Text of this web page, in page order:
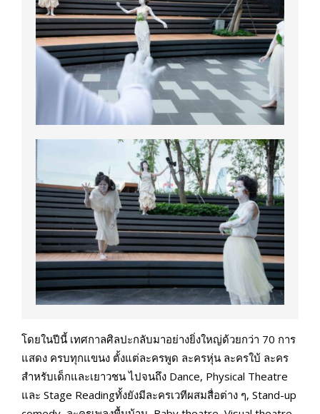
โดยในปีนี้ เทศกาลศิลปะกลับมาอย่างยิ่งใหญ่ด้วยกว่า 70 การ
แสดง ครบทุกแขนง ตั้งแต่ละครพูด ละครหุ่น ละครใบ้ ละคร
สำหรับเด็กและเยาวชน ไปจนถึง Dance, Physical Theatre
และ Stage Readingทั้งยังมีละครเวทีผสมสื่อต่าง ๆ, Stand-up